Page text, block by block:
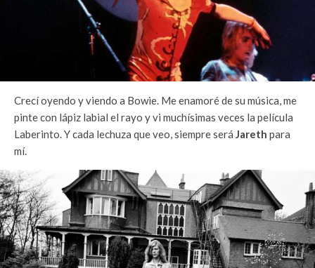
Crecí oyendo y viendo a Bowie. Me enamoré de su música, me
pinte con lápiz labial el rayo y vi muchísimas veces la película
Laberinto. Y cada lechuza que veo, siempre será Jareth para
mí.